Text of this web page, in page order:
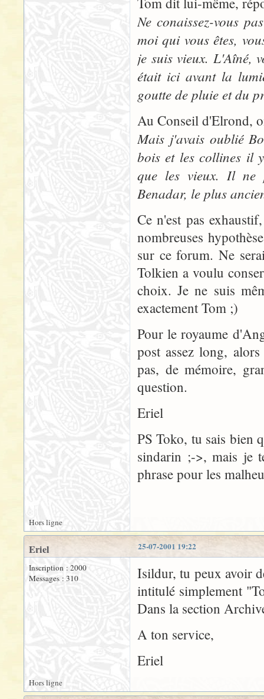
Ne conaissez-vous
moi qui vous êtes,
je suis vieux. L'Aîné,
était ici avant la
goutte de pluie et du
Au Conseil d'Elrond,
Mais j'avais oublié
bois et les collines il
que les vieux. Il ne
Benadar, le plus
Ce n'est pas
nombreuses
sur ce forum. Ne
Tolkien a voulu
choix. Je ne suis
exactement Tom ;)
Pour le royaume
post assez long,
pas, de mémoire,
question.
Eriel
PS Toko, tu sais bien
sindarin ;->, mais je
phrase pour les
Hors ligne
25-07-2001 19:22
Eriel
Inscription : 2000
Messages : 310
Isildur, tu peux avoir
intitulé simplement
Dans la section
A ton service,
Eriel
Hors ligne